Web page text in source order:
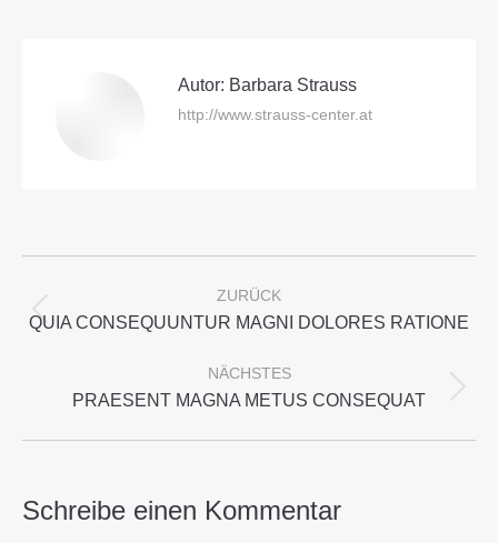
Autor: Barbara Strauss
http://www.strauss-center.at
ZURÜCK
Vorheriger
QUIA CONSEQUUNTUR MAGNI DOLORES RATIONE
NÄCHSTES
Nächster
PRAESENT MAGNA METUS CONSEQUAT
Schreibe einen Kommentar